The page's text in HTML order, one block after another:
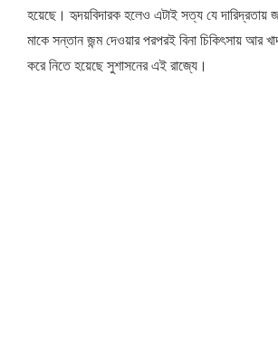
হয়েছে। হৃদয়বিদারক হলেও এটাই সত্য যে
মাকে সন্তান জন্ম দেওয়ার পরপরই বিনা চিকিৎসায় আর
করে নিতে হয়েছে সুশাসনের এই রাজ্যে।